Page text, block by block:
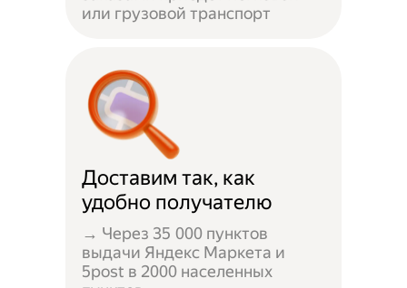
или грузовой транспорт
Доставим так, как
удобно получателю
→ Через 35 000 пунктов
выдачи Яндекс Маркета и
5post в 2000 населенных